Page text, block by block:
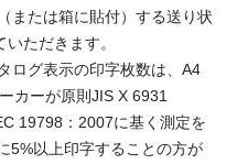
または箱に貼付）する送り状
ただきます。
ログ表示の印字枚数は、A4
カーが原則JIS X 6931
19798：2007に基く測定を
5%以上印字することの方が